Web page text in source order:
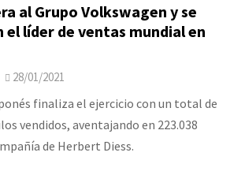
al Grupo Volkswagen y se
el líder de ventas mundial en
28/01/2021
finaliza el ejercicio con un total de
vendidos, aventajando en 223.038
de Herbert Diess.